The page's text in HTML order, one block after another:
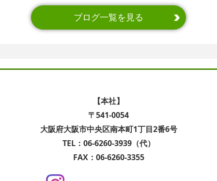
ブログ一覧を見る
【本社】
〒541-0054
大阪府大阪市中央区南本町1丁目2番6号
TEL：06-6260-3939（代）
FAX：06-6260-3355